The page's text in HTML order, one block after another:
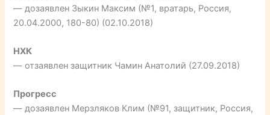
— дозаявлен Зыкин Максим (№1, вратарь, Россия,
20.04.2000, 180-80) (02.10.2018)
НХК
— отзаявлен защитник Чамин Анатолий (27.09.2018)
Прогресс
— дозаявлен Мерзляков Клим (№91, защитник, Россия,